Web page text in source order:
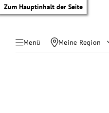
Zum Hauptinhalt der Seite
Menü Meine Region